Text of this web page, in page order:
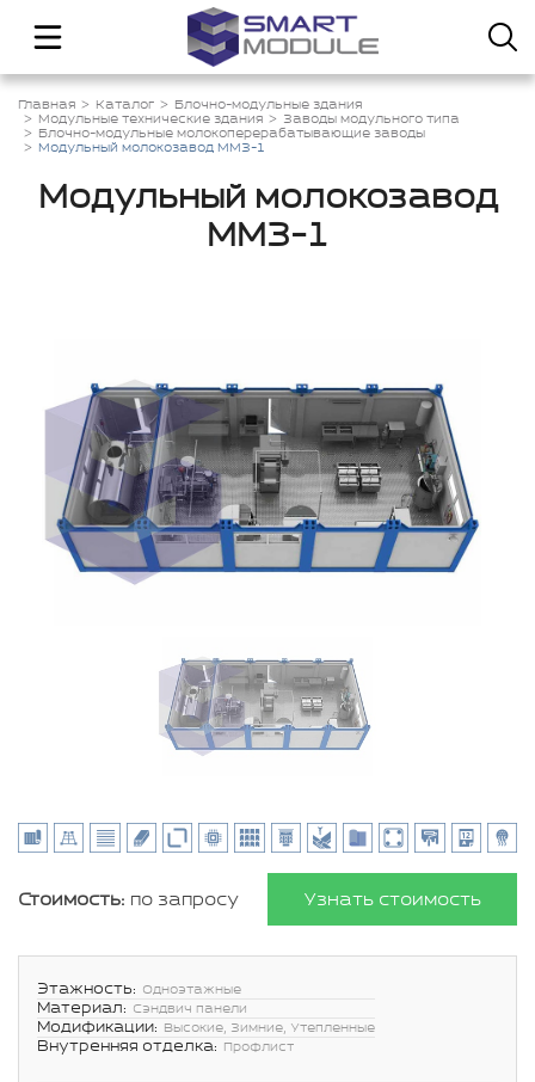
Главная Каталог
Блочно-модульные здания
Модульные технические здания
Заводы модульного типа
Блочно-модульные молокоперерабатывающие заводы
Модульный молокозавод ММЗ-1
Модульный молокозавод
ММЗ-1
Стоимость: по запросу Узнать стоимость
Этажность: Одноэтажные
Материал: Сэндвич панели
Модификации: Высокие, Зимние, Утепленные
Внутренняя отделка: Профлист